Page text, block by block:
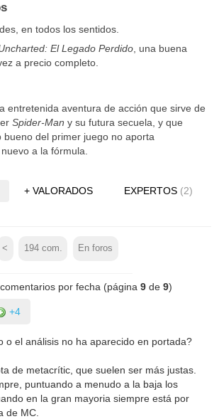
en todos los sentidos.
El Legado Perdido , una buena
a precio completo.
entretenida aventura de acción que sirve de
Spider-Man y su futura secuela, y que
bueno del primer juego no aporta
a la fórmula.
+ VALORADOS EXPERTOS (2)
< 194com. En foros
por fecha (página 9de 9)
+4
o el análisis no ha aparecido en portada?
de metacrític, que suelen ser más justas.
puntuando a menudo a la baja los
en la gran mayoria siempre está por
de MC.